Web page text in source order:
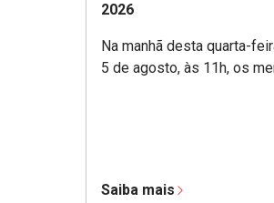
2026
Na manhã desta quarta-
5 de agosto, às 11h, os
Saiba mais